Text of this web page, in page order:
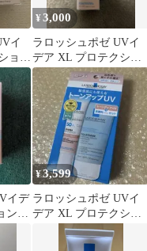
イ
ョン
ト
¥3,000
ラロッシュポゼ UVイ
デア XL プロテクショ
ントーンアップ ティン
ト
イデ
ント
¥3,599
ラロッシュポゼ UVイ
デア XL プロテクショ
ントーンアップ ローズ
+ キット